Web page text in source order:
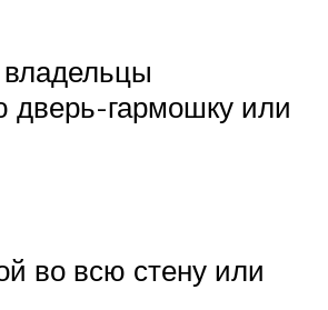
владельцы
дверь-гармошку или
во всю стену или